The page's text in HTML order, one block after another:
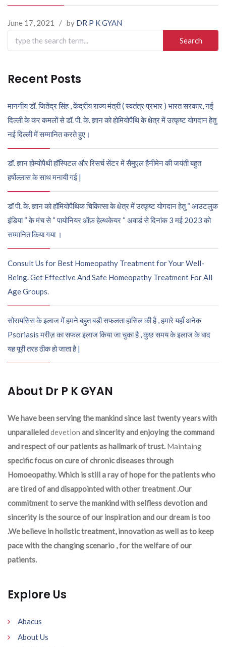
June 17, 2021 / by DR P K GYAN
Search
for:
Recent Posts
माननीय डॉ. जितेंद्र सिंह , केंद्रीय राज्य मंत्री ( स्वतंत्र प्रभार ) भारत सरकार, नई
दिल्ली के कर कमलों से डॉ. पी. के. ज्ञान को होमियोपैथि के क्षेत्र में उत्कृष्ट योगदान हेतु
नई दिल्ली में सम्मानित करते हुए।
डॉ. ज्ञान होम्योपैथी हॉस्पिटल और रिसर्च सेंटर में सैमुएल हैनीमेन की जयंती बहुत
हर्षोल्लास के साथ मनायी गई |
डॉ पी. के. ज्ञान को हॉमियोपैथिक चिकित्सा के क्षेत्र में उत्कृष्ट योगदान हेतु “ आउटलुक
इंडिया “ के मंच से “ पायोनियर ऑफ़ हेल्थकेयर “ अवार्ड से दिनांक 3 मई 2023 को
सम्मानित किया गया ।
Consult Us for Best Homeopathy Treatment for Your Well-
Being. Get Effective And Safe Homeopathy Treatment For All
Age Groups.
सोरायसिस के इलाज में हमने बहुत बड़ी सफलता हासिल की है , हमारे यहाँ अनेक
Psoriasis मरीज़ का सफल इलाज किया जा चुका है , कुछ समय के इलाज के बाद
यह पूरी तरह ठीक हो जाता है |
About Dr P K GYAN
We have been serving the mankind since last twenty years with
unparalleleddevetion and sincerity and enjoying the command
and respect of our patients as hallmark of trust. Maintaing
specific focus on cure of chronic diseases through
Homoeopathy. Which is still a ray of hope for the patients who
are tired of and disappointed with other treatment .Our
commitment to serve the mankind with selfless devotion and
sincerity is the source of our inspiration and our dream is too
.We believe in holistic treatment, innovation as well as to keep
pace with the changing scenario , for the welfare of our
patients.
Explore Us
Abacus
About Us